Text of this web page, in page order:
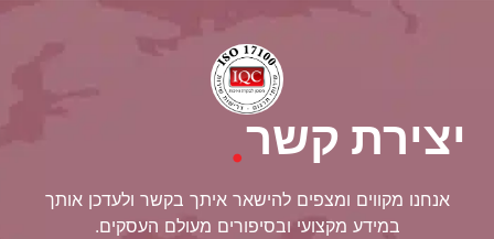
יצירת קשר.
אנחנו מקווים ומצפים להישאר איתך בקשר ולעדכן אותך
במידע מקצועי ובסיפורים מעולם העסקים.